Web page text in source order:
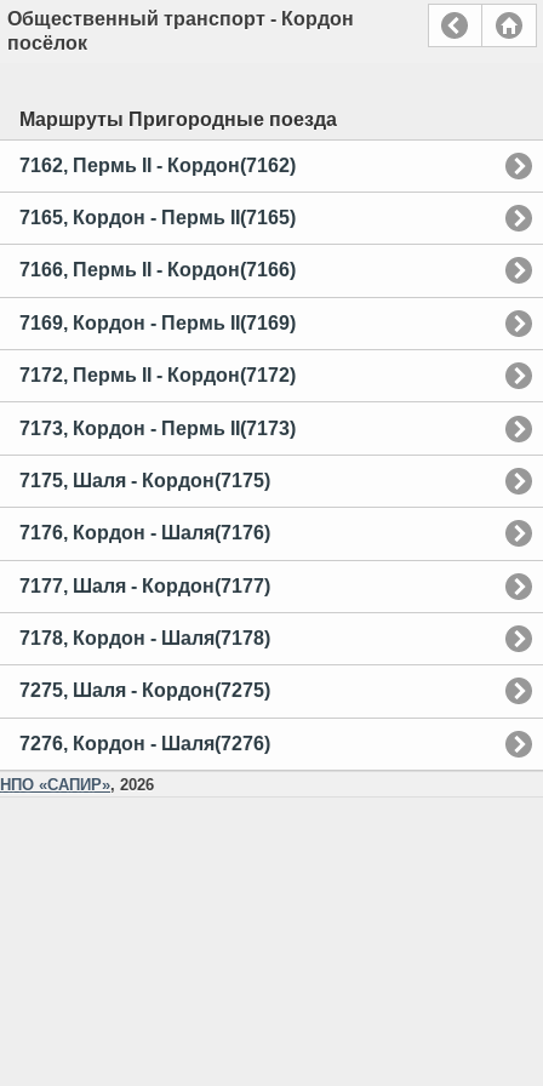
Общественный транспорт - Кордон
посёлок
Маршруты Пригородные поезда
7162, Пермь II - Кордон(7162)
7165, Кордон - Пермь II(7165)
7166, Пермь II - Кордон(7166)
7169, Кордон - Пермь II(7169)
7172, Пермь II - Кордон(7172)
7173, Кордон - Пермь II(7173)
7175, Шаля - Кордон(7175)
7176, Кордон - Шаля(7176)
7177, Шаля - Кордон(7177)
7178, Кордон - Шаля(7178)
7275, Шаля - Кордон(7275)
7276, Кордон - Шаля(7276)
НПО «САПИР», 2026